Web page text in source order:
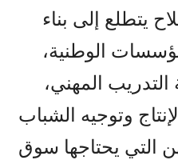
يتطلع إلى بناء
الوطنية،
المهني،
وتوجيه الشباب
التي يحتاجها سوق